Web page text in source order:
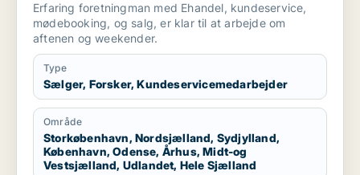
Erfaring foretningman med Ehandel, kundeservice,
mødebooking, og salg, er klar til at arbejde om
aftenen og weekender.
Type
Sælger, Forsker, Kundeservicemedarbejder
Område
Storkøbenhavn, Nordsjælland, Sydjylland,
København, Odense, Århus, Midt-og
Vestsjælland, Udlandet, Hele Sjælland